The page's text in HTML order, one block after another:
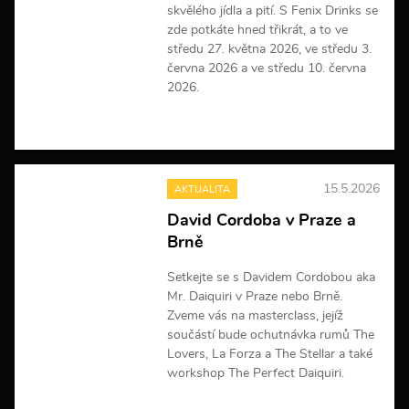
skvělého jídla a pití. S Fenix Drinks se
zde potkáte hned třikrát, a to ve
středu 27. května 2026, ve středu 3.
června 2026 a ve středu 10. června
2026.
e
i
f
o
m
a
í
AKTUALITA 15.5.2026
David Cordoba v Praze a
Brně
Setkejte se s Davidem Cordobou aka
Mr. Daiquiri v Praze nebo Brně.
Zveme vás na masterclass, jejíž
součástí bude ochutnávka rumů The
Lovers, La Forza a The Stellar a také
workshop The Perfect Daiquiri.